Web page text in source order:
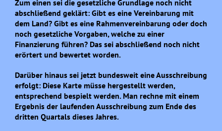
Zum einen sei die gesetzliche Grundlage noch nicht
abschließend geklärt: Gibt es eine Vereinbarung mit
dem Land? Gibt es eine Rahmenvereinbarung oder doch
noch gesetzliche Vorgaben, welche zu einer
Finanzierung führen? Das sei abschließend noch nicht
erörtert und bewertet worden.
Darüber hinaus sei jetzt bundesweit eine Ausschreibung
erfolgt: Diese Karte müsse hergestellt werden,
entsprechend bespielt werden. Man rechne mit einem
Ergebnis der laufenden Ausschreibung zum Ende des
dritten Quartals dieses Jahres.